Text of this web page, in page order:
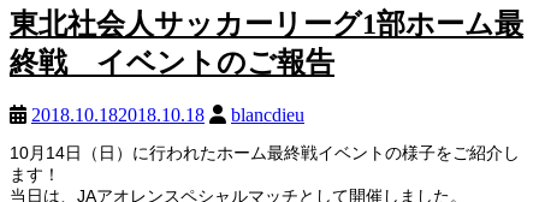
東北社会人サッカーリーグ1部ホーム最
終戦 イベントのご報告
2018.10.182018.10.18 blancdieu
10月14日（日）に行われたホーム最終戦イベントの様子をご紹介し
ます！
当日は、JAアオレンスペシャルマッチとして開催しました。